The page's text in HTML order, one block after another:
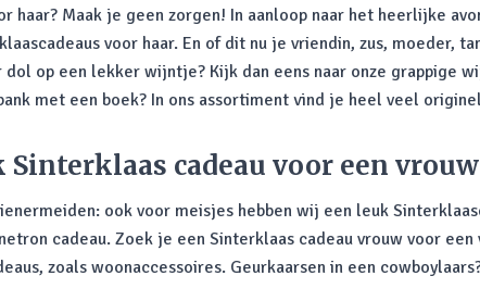
haar? Maak je geen zorgen! In aanloop naar het heerlijke
voor haar. En of dit nu je vriendin, zus, moeder,
op een lekker wijntje? Kijk dan eens naar onze grappige
met een boek? In ons assortiment vind je heel veel
Sinterklaas cadeau voor een vrouw
ook voor meisjes hebben wij een leuk
cadeau. Zoek je een Sinterklaas cadeau vrouw voor
zoals woonaccessoires. Geurkaarsen in een